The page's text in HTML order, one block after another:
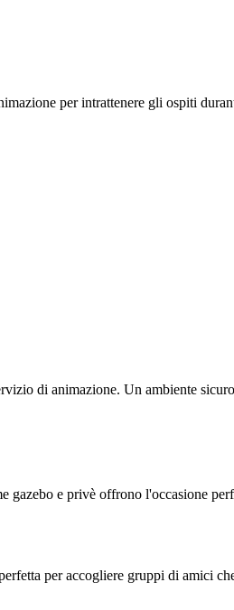
per intrattenere gli ospiti
di animazione. Un ambiente
gazebo e privè offrono l'occasione
per accogliere gruppi di amici